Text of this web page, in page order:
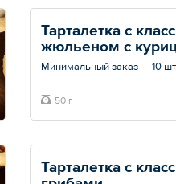
Тарталетка с
жюльеном с
Минимальный заказ — 10 шт.
50 г
Тарталетка с